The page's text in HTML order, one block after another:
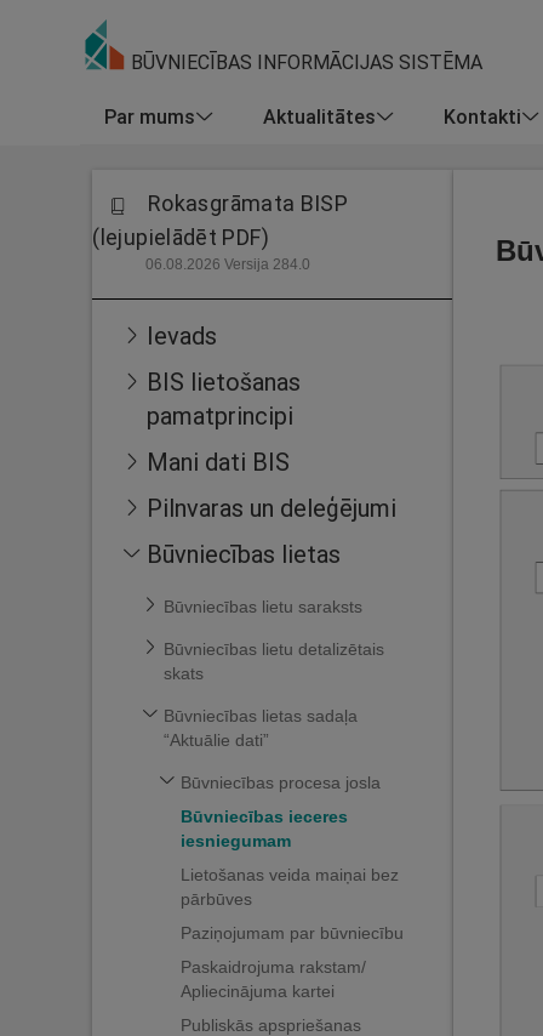
BŪVNIECĪBAS INFORMĀCIJAS SISTĒMA
Par mums Aktualitātes Kontakti
Rokasgrāmata BISP
(lejupielādēt PDF)
06.08.2026 Versija 284.0
Ievads
BIS lietošanas
pamatprincipi
Mani dati BIS
Pilnvaras un deleģējumi
Būvniecības lietas
Būvniecības lietu saraksts
Būvniecības lietu detalizētais
skats
Būvniecības lietas sadaļa
“Aktuālie dati”
Būvniecības procesa josla
Būvniecības ieceres
iesniegumam
Lietošanas veida maiņai bez
pārbūves
Paziņojumam par būvniecību
Paskaidrojuma rakstam/
Apliecinājuma kartei
Publiskās apspriešanas